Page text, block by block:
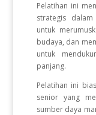
Pelatihan ini
strategis
untuk
budaya, dan
untuk
panjang.
Pelatihan ini
senior yang
sumber daya